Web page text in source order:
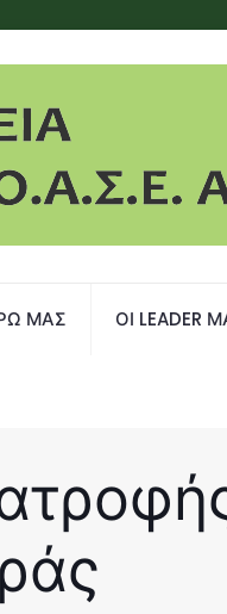
ΜΑΣ ΟΙ LEADER